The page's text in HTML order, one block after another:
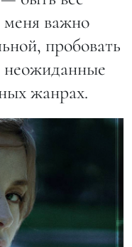
важно
пробовать
неожиданные
жанрах.